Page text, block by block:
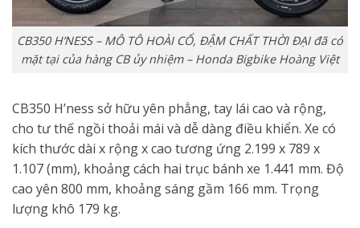
CB350 H’NESS – MÔ TÔ HOÀI CỔ, ĐẬM CHẤT THỜI ĐẠI đã có
mặt tại của hàng CB ủy nhiệm – Honda Bigbike Hoàng Việt
CB350 H’ness sở hữu yên phẳng, tay lái cao và rộng,
cho tư thế ngồi thoải mái và dễ dàng điều khiển. Xe có
kích thước dài x rộng x cao tương ứng 2.199 x 789 x
1.107 (mm), khoảng cách hai trục bánh xe 1.441 mm. Độ
cao yên 800 mm, khoảng sáng gầm 166 mm. Trọng
lượng khô 179 kg.